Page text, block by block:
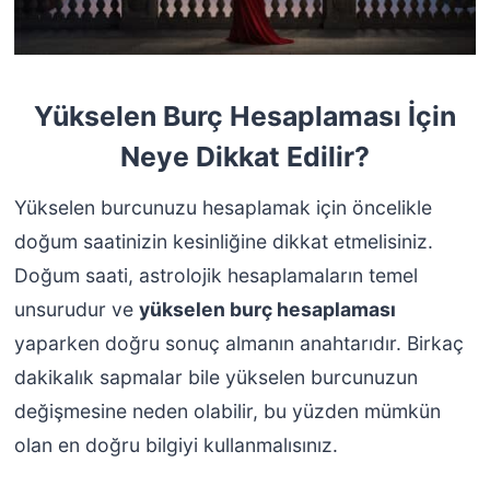
Yükselen Burç Hesaplaması İçin
Neye Dikkat Edilir?
Yükselen burcunuzu hesaplamak için öncelikle
doğum saatinizin kesinliğine dikkat etmelisiniz.
Doğum saati, astrolojik hesaplamaların temel
unsurudur ve yükselen burç hesaplaması
yaparken doğru sonuç almanın anahtarıdır. Birkaç
dakikalık sapmalar bile yükselen burcunuzun
değişmesine neden olabilir, bu yüzden mümkün
olan en doğru bilgiyi kullanmalısınız.